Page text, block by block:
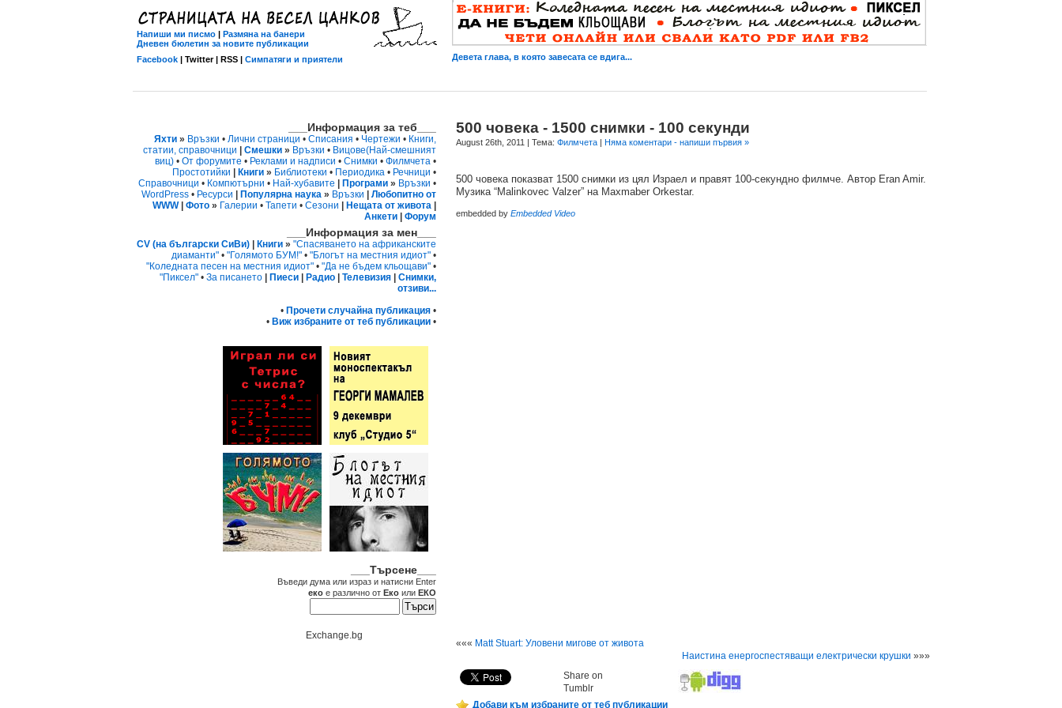
Напиши ми писмо | Размяна на банери
Дневен бюлетин за новите публикации
Facebook | Twitter | RSS | Симпатяги и приятели Девета глава, в която завесата се вдига...
500 човека - 1500 снимки - 100 секунди
August 26th, 2011 | Тема: Филмчета | Няма коментари - напиши първия »
500 човека показват 1500 снимки из цял Израел и правят 100-секундно филмче. Автор Eran Amir.
Музика “Malinkovec Valzer” на Maxmaber Orkestar.
embedded by Embedded Video
««« Matt Stuart: Уловени мигове от живота
Наистина енергоспестяващи електрически крушки »»»
Share on
Tumblr
Добави към избраните от теб публикации
___Информация за теб___
Яхти » Връзки • Лични страници • Списания • Чертежи • Книги,
статии, справочници
Смешки » Връзки • Вицове(Най-смешният
виц) • От форумите • Реклами и надписи • Снимки • Филмчета •
Простотийки
Книги » Библиотеки • Периодика • Речници •
Справочници • Компютърни • Най-хубавите Програми » Връзки •
WordPress • Ресурси Популярна наука » Връзки
Любопитно от
WWW| Фото » Галерии • Тапети • Сезони Нещата от живота
Анкети
Форум
___Информация за мен___
CV (на български СиВи) Книги » "Спасяването на африканските
диаманти" • "Голямото БУМ!" • "Блогът на местния идиот" •
"Коледната песен на местния идиот" • "Да не бъдем кльощави" •
"Пиксел" • За писането Пиеси Радио Телевизия
Снимки,
отзиви...
• Прочети случайна публикация •
• Виж избраните от теб публикации •
___Търсене___
Въведи дума или израз и натисни Enter
еко е различно от Еко или ЕКО
Exchange.bg